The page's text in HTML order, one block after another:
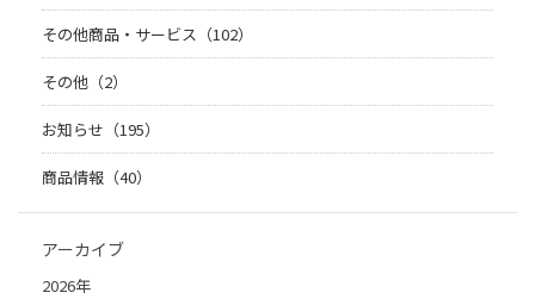
その他商品・サービス（102）
その他（2）
お知らせ（195）
商品情報（40）
アーカイブ
2026年